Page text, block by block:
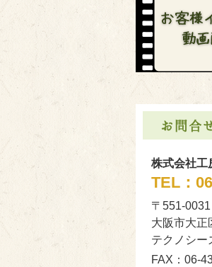
お問合
株式会社工
TEL：
〒551-0031
大阪市大正
テクノシー
FAX： 06-